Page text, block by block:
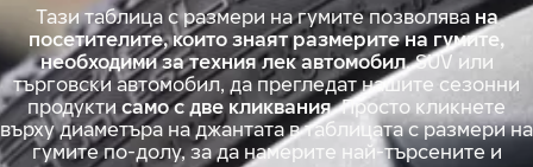
Тази таблица с размери на гумите позволява на
посетителите, които знаят размерите на гумите,
необходими за техния лек автомобил, SUV или
търговски автомобил, да прегледат нашите сезонни
продукти само с две кликвания. Просто кликнете
върху диаметъра на джантата в таблицата с размери на
гумите по-долу, за да намерите най-търсените и